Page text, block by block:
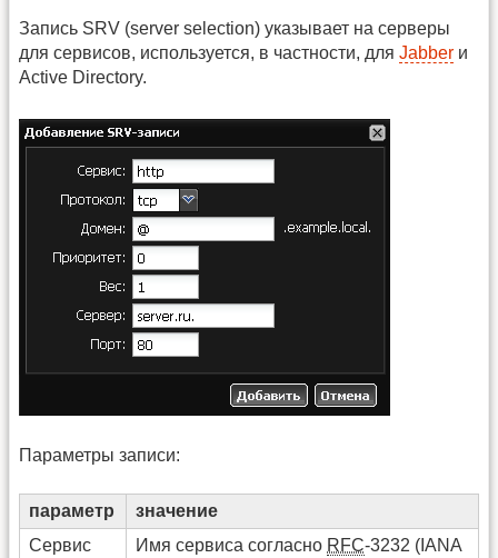
Запись SRV (server selection) указывает на серверы
для сервисов, используется, в частности, для Jabber и
Active Directory.
Параметры записи:
параметр
значение
Сервис
Имя сервиса согласно RFC-3232 (IANA